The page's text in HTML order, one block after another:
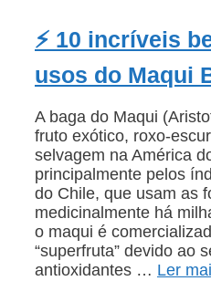
⚡ 10 incríveis
usos do Maqui
A baga do Maqui
fruto exótico, roxo-
selvagem na América
principalmente pelos
do Chile, que usam as
medicinalmente há
o maqui é
“superfruta” devido ao
antioxidantes … Ler